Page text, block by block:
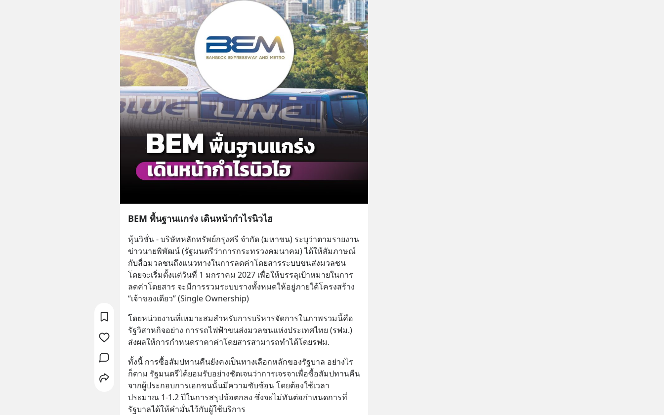
BEM พื้นฐานแกร่ง เดินหน้ากำไรนิวไฮ
หุ้นวิชั่น - บริษัทหลักทรัพย์กรุงศรี จำกัด (มหาชน) ระบุว่าตามรายงาน
ข่าวนายพิพัฒน์ (รัฐมนตรีว่าการกระทรวงคมนาคม) ได้ให้สัมภาษณ์
กับสื่อมวลชนถึงแนวทางในการลดค่าโดยสารระบบขนส่งมวลชน
โดยจะเริ่มตั้งแต่วันที่ 1 มกราคม 2027 เพื่อให้บรรลุเป้าหมายในการ
ลดค่าโดยสาร จะมีการรวมระบบรางทั้งหมดให้อยู่ภายใต้โครงสร้าง
“เจ้าของเดียว” (Single Ownership)
โดยหน่วยงานที่เหมาะสมสำหรับการบริหารจัดการในภาพรวมนี้คือ
รัฐวิสาหกิจอย่าง การรถไฟฟ้าขนส่งมวลชนแห่งประเทศไทย (รฟม.)
ส่งผลให้การกำหนดราคาค่าโดยสารสามารถทำได้โดยรฟม.
ทั้งนี้ การซื้อสัมปทานคืนยังคงเป็นทางเลือกหลักของรัฐบาล อย่างไร
ก็ตาม รัฐมนตรีได้ยอมรับอย่างชัดเจนว่าการเจรจาเพื่อซื้อสัมปทานคืน
จากผู้ประกอบการเอกชนนั้นมีความซับซ้อน โดยต้องใช้เวลา
ประมาณ 1-1.2 ปีในการสรุปข้อตกลง ซึ่งจะไม่ทันต่อกำหนดการที่
รัฐบาลได้ให้คำมั่นไว้กับผู้ใช้บริการ